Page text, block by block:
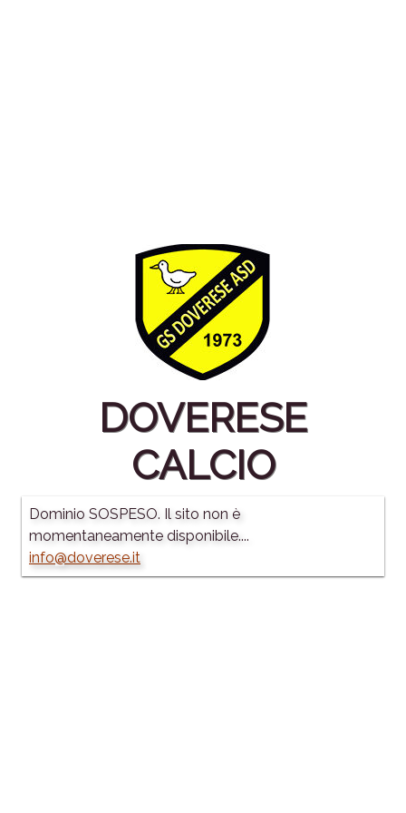
DOVERESE
CALCIO
Dominio SOSPESO. Il sito non è
momentaneamente disponibile....
info@doverese.it